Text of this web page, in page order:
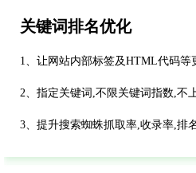
关键词排名优化
1、让网站内部标签及HTML代码等
2、指定关键词,不限关键词指数,不
3、提升搜索蜘蛛抓取率,收录率,排